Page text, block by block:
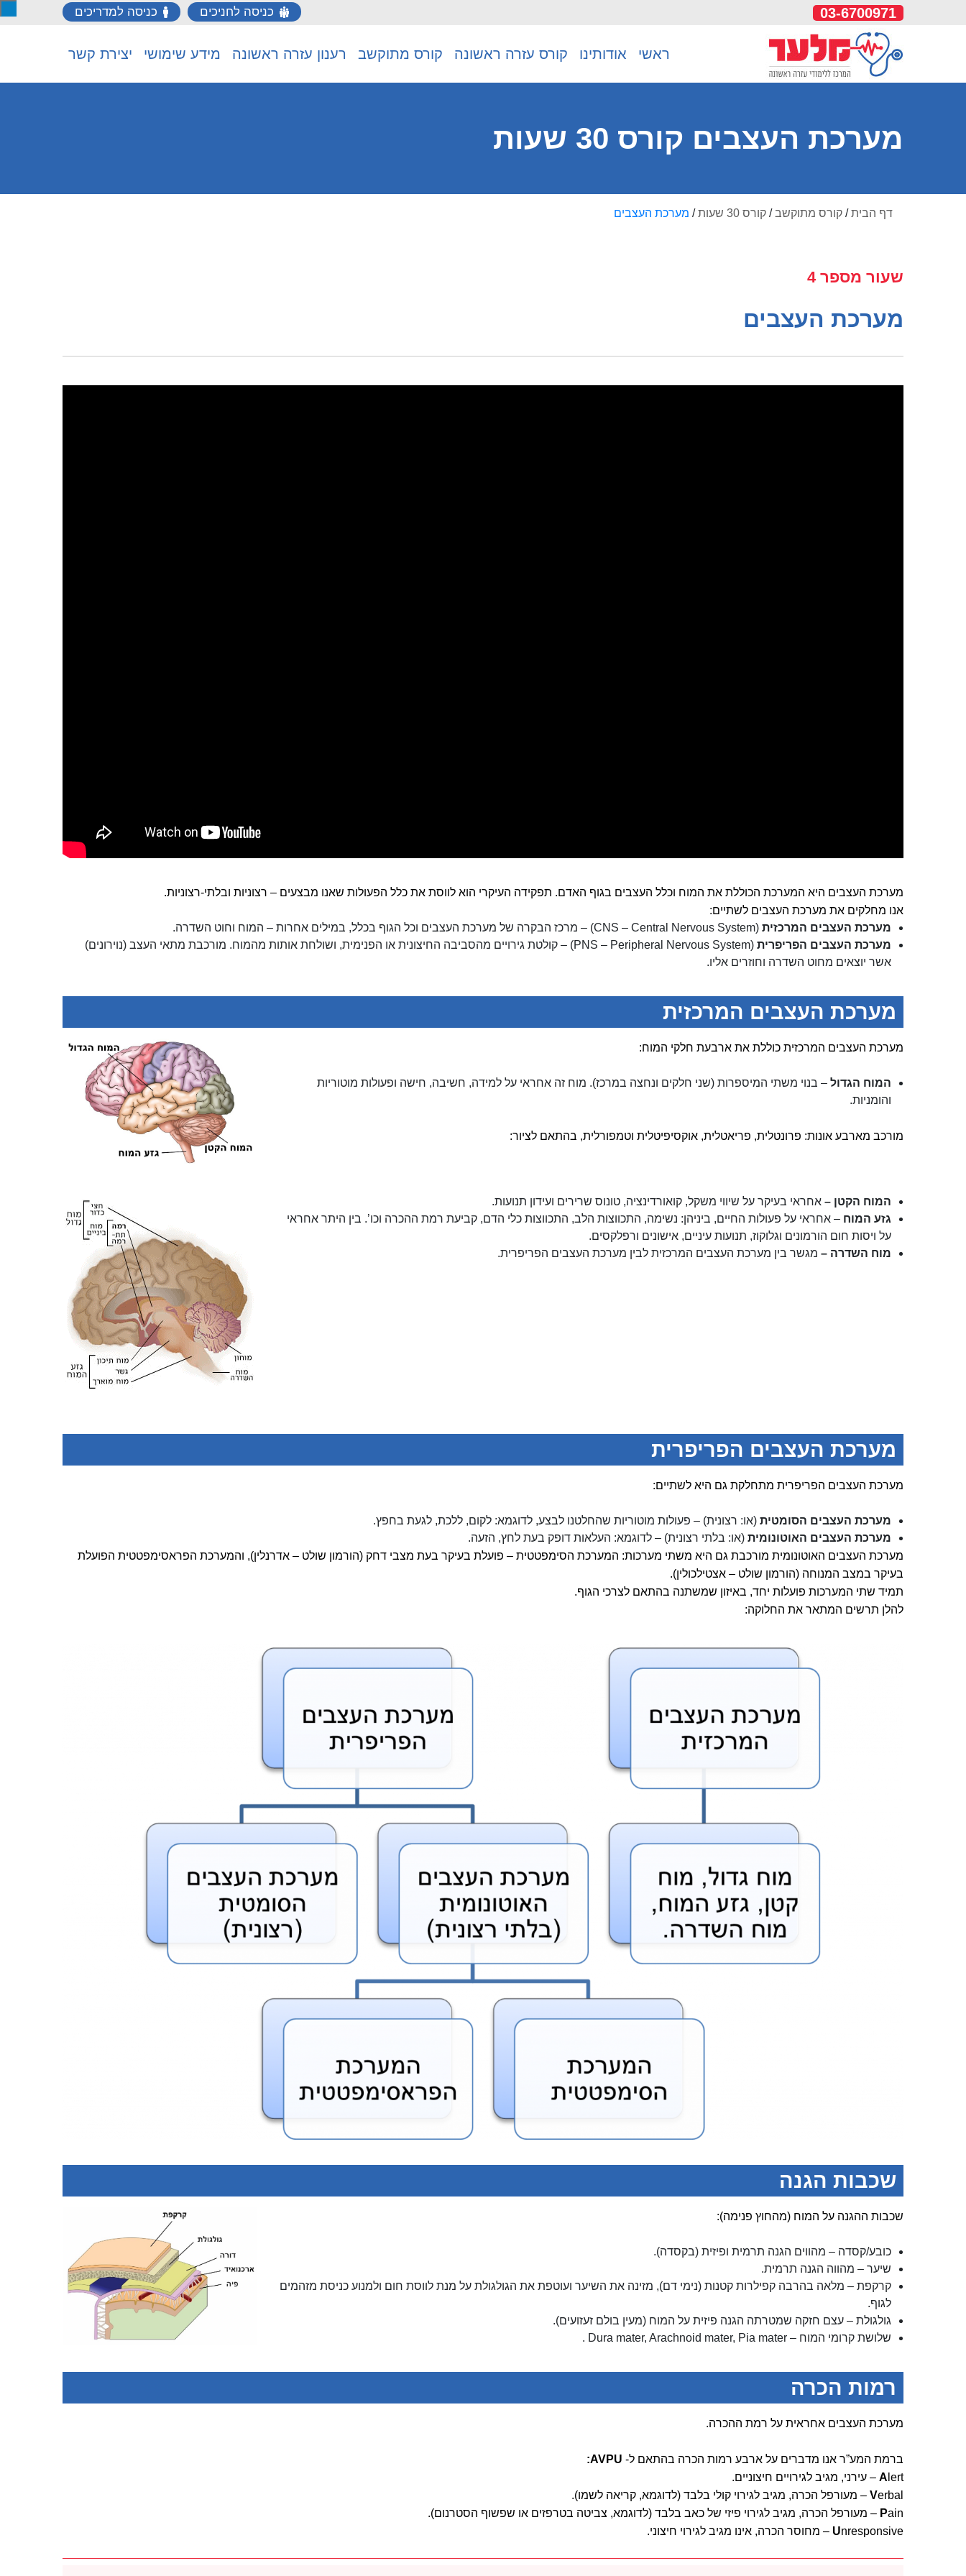
03-6700971 כניסה לחניכים כניסה למדריכים
ראשי אודותינו קורס עזרה ראשונה קורס מתוקשב רענון עזרה ראשונה מידע שימושי יצירת קשר
מערכת העצבים קורס 30 שעות
דף הבית/ קורס מתוקשב / קורס 30 שעות / מערכת העצבים
שעור מספר 4
מערכת העצבים
מערכת העצבים היא המערכת הכוללת את המוח וכלל העצבים בגוף האדם. תפקידה העיקרי הוא לווסת את כלל הפעולות שאנו מבצעים – רצוניות ובלתי-רצוניות.
אנו מחלקים את מערכת העצבים לשתיים:
מערכת העצבים המרכזית (CNS – Central Nervous System) – מרכז הבקרה של מערכת העצבים וכל הגוף בכלל, במילים אחרות – המוח וחוט השדרה.
מערכת העצבים הפריפרית
(PNS – Peripheral Nervous System) – קולטת גירויים מהסביבה החיצונית או הפנימית, ושולחת אותות מהמוח. מורכבת מתאי העצב (נוירונים)
אשר יוצאים מחוט השדרה וחוזרים אליו.
מערכת העצבים המרכזית
מערכת העצבים המרכזית כוללת את ארבעת חלקי המוח:
המוח הגדול – בנוי משתי המיספרות (שני חלקים ונחצה במרכז). מוח זה אחראי על למידה, חשיבה, חישה ופעולות מוטוריות
והומניות.
מורכב מארבע אונות: פרונטלית, פריאטלית, אוקסיפיטלית וטמפורלית, בהתאם לציור:
המוח הקטן – אחראי בעיקר על שיווי משקל, קואורדינציה, טונוס שרירים ועידון תנועות.
גזע המוח – אחראי על פעולות החיים, ביניהן: נשימה, התכווצות הלב, התכווצות כלי הדם, קביעת רמת ההכרה וכו’. בין היתר אחראי
על ויסות חום הורמונים וגלוקוז, תנועות עיניים, אישונים ורפלקסים.
מוח השדרה – מגשר בין מערכת העצבים המרכזית לבין מערכת העצבים הפריפרית.
מערכת העצבים הפריפרית
מערכת העצבים הפריפרית מתחלקת גם היא לשתיים:
מערכת העצבים הסומטית (או: רצונית) – פעולות מוטוריות שהחלטנו לבצע, לדוגמא: לקום, ללכת, לגעת בחפץ.
מערכת העצבים האוטונומית (או: בלתי רצונית) – לדוגמא: העלאות דופק בעת לחץ, הזעה.
מערכת העצבים האוטונומית מורכבת גם היא משתי מערכות: המערכת הסימפטטית – פועלת בעיקר בעת מצבי דחק (הורמון שולט – אדרנלין), והמערכת הפראסימפטטית הפועלת
בעיקר במצב המנוחה (הורמון שולט – אצטילכולין).
תמיד שתי המערכות פועלות יחד, באיזון שמשתנה בהתאם לצרכי הגוף.
להלן תרשים המתאר את החלוקה:
שכבות הגנה
שכבות ההגנה על המוח (מהחוץ פנימה):
כובע/קסדה – מהווים הגנה תרמית ופיזית (בקסדה).
שיער – מהווה הגנה תרמית.
קרקפת – מלאה בהרבה קפילרות קטנות (נימי דם), מזינה את השיער ועוטפת את הגולגולת על מנת לווסת חום ולמנוע כניסת מזהמים
לגוף.
גולגולת – עצם חזקה שמטרתה הגנה פיזית על המוח (מעין בולם זעזועים).
שלושת קרומי המוח – Dura mater, Arachnoid mater, Pia mater .
רמות הכרה
מערכת העצבים אחראית על רמת ההכרה.
ברמת המע”ר אנו מדברים על ארבע רמות הכרה בהתאם ל- AVPU
:
A lert – עירני, מגיב לגירויים חיצוניים.
Verbal – מעורפל הכרה, מגיב לגירוי קולי בלבד (לדוגמא, קריאה לשמו).
Pain – מעורפל הכרה, מגיב לגירוי פיזי של כאב בלבד (לדוגמא, צביטה בטרפזים או שפשוף הסטרנום).
Unresponsive – מחוסר הכרה, אינו מגיב לגירוי חיצוני.